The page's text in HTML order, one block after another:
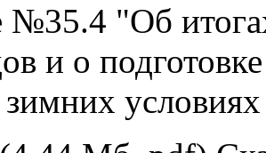
"Об
и о
зимних